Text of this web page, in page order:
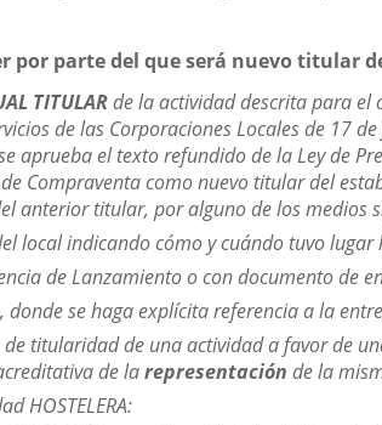
por parte del que será nuevo titular
TITULARde la actividad descrita para
de las Corporaciones Locales de 17
aprueba el texto refundido de la Ley de
Compraventa como nuevo titular del
anterior titular, por alguno de los medios
local indicando cómo y cuándo tuvo
de Lanzamiento o con documento de
se haga explícita referencia a la
titularidad de una actividad a favor de
de larepresentaciónde la
HOSTELERA: